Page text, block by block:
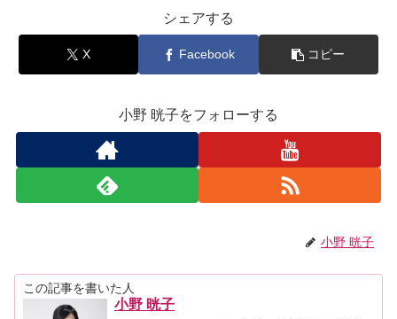
シェアする
X Facebook コピー
小野 晄子をフォローする
小野 晄子
この記事を書いた人
小野 晄子